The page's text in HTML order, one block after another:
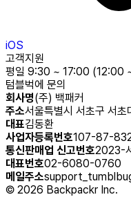
iOS
고객지원
평일 9:30 ~ 17:00 (12:00
텀블벅에 문의
회사명(주) 백패커
주소서울특별시 서초구 서
대표김동환
사업자등록번호107-87-
통신판매업 신고번호2023-
대표번호02-6080-0760
메일주소
© 2026 Backpackr Inc.